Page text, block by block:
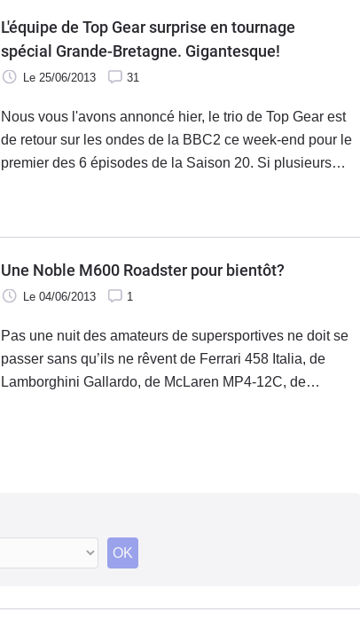
L'équipe de Top Gear surprise en tournage
spécial Grande-Bretagne. Gigantesque!
Le 25/06/2013 31
Nous vous l'avons annoncé hier, le trio de Top Gear est
de retour sur les ondes de la BBC2 ce week-end pour le
premier des 6 épisodes de la Saison 20. Si plusieurs
l'Angleterre fait de mieux en matière automobile !
Une Noble M600 Roadster pour bientôt?
Le 04/06/2013 1
Pas une nuit des amateurs de supersportives ne doit se
passer sans qu’ils ne rêvent de Ferrari 458 Italia, de
Lamborghini Gallardo, de McLaren MP4-12C, de
OK